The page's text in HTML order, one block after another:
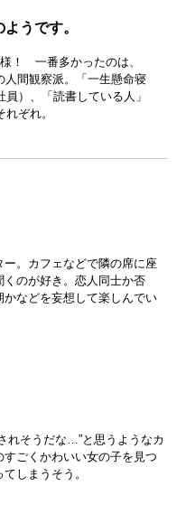
うです。
！ 一番多かったのは、
人間観察派。「一生懸命寝
）、「読書している人」
ぞれ。
ー。カフェなどで隣の席に座
くのが好き。恋人同士か否
などを妄想して楽しんでい
れそうだな…”と思うようなカ
すごくかわいい女の子を見つ
しまうそう。